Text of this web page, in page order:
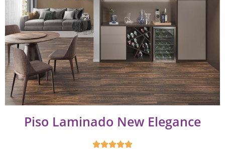
Piso Laminado New Elegance
